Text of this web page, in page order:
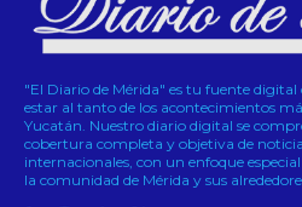
"El Diario de Mérida" es tu fuente
estar al tanto de los acontecimientos
Yucatán. Nuestro diario digital se
cobertura completa y objetiva de
internacionales, con un enfoque
la comunidad de Mérida y sus